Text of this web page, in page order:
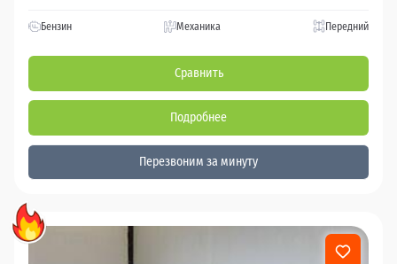
Бензин Механика Передний
Сравнить
Подробнее
Перезвоним за минуту